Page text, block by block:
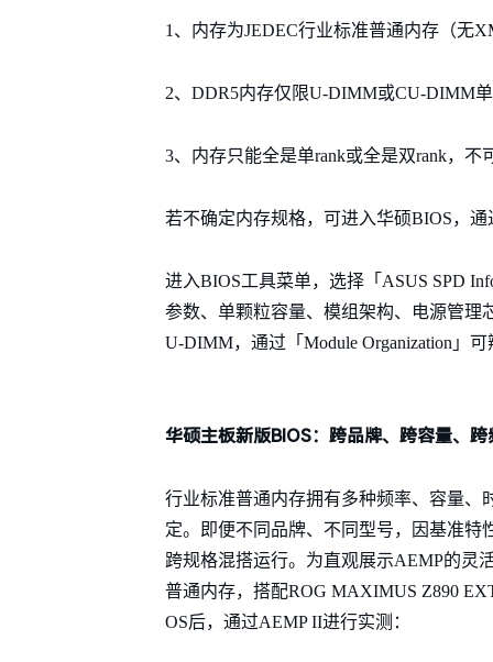
1、内存为JEDEC行业标准普通内存（无
2、DDR5内存仅限U-DIMM或CU-DIMM
3、内存只能全是单rank或全是双rank，不
若不确定内存规格，可进入华硕BIOS，
进入BIOS工具菜单，选择「ASUS SPD
参数、单颗粒容量、模组架构、电源管理
U-DIMM，通过「Module Organization」
华硕主板新版BIOS：跨品牌、跨容量、
行业标准普通内存拥有多种频率、容量、
定。即便不同品牌、不同型号，因基准
跨规格混搭运行。为直观展示AEMP的灵
普通内存，搭配ROG MAXIMUS Z890
OS后，通过AEMP II进行实测：